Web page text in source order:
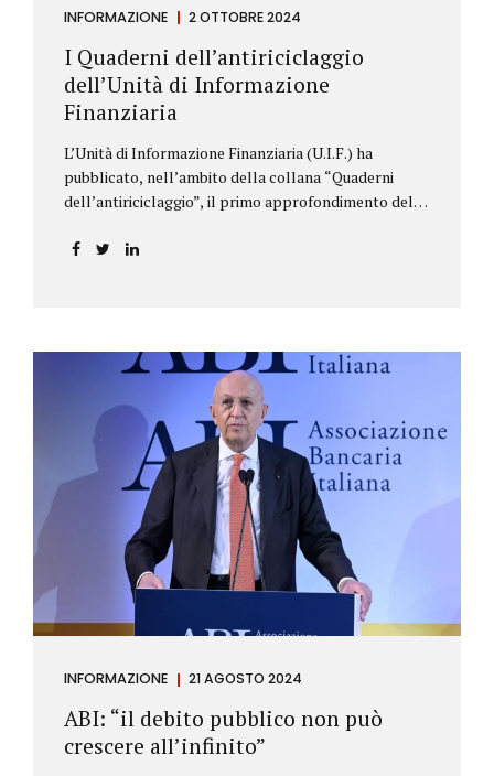
INFORMAZIONE 2 OTTOBRE 2024
I Quaderni dell’antiriciclaggio
dell’Unità di Informazione
Finanziaria
L’Unità di Informazione Finanziaria (U.I.F.) ha
pubblicato, nell’ambito della collana “Quaderni
dell’antiriciclaggio”, il primo approfondimento del
aggiornamenti della normativa e della
riguardano le novità nella disciplina internazionale e
nazionale, e forniscono informazioni su
eventuali consultazioni pubbliche e su pronunce di
particolare rilevanza emesse nell’esercizio
dell’attività giurisdizionale. In questo numero
l’approfondimento è dedicato, in particolare: alla
recente normativa della UE sugli obblighi
antiriciclaggio (c.d. AML Package), tra cui il
Regolamento Antiriciclaggio e la Direttiva AML;
all’AMLA, ovvero alla nuova Autorità europea che
INFORMAZIONE 21 AGOSTO 2024
ABI: “il debito pubblico non può
crescere all’infinito”